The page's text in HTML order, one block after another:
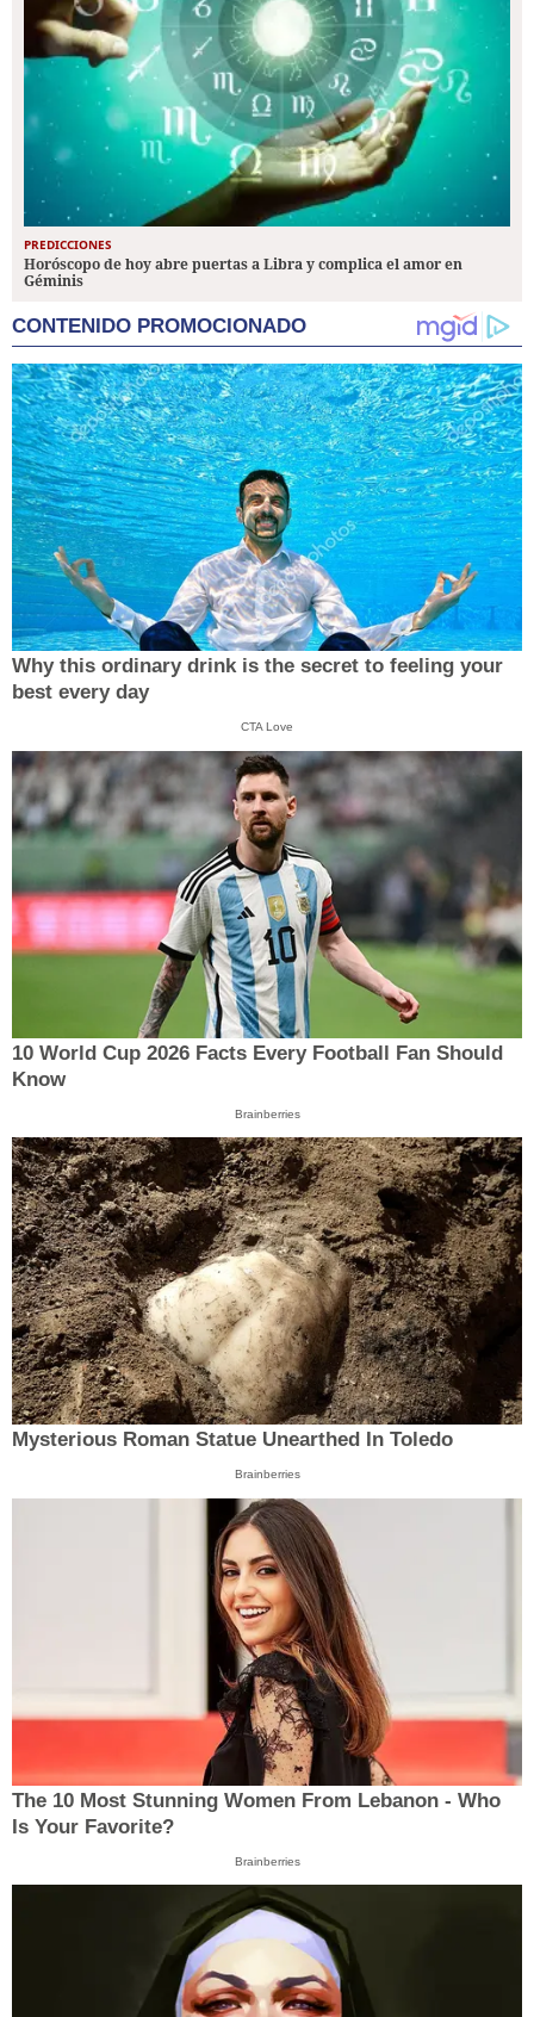
PREDICCIONES
Horóscopo de hoy abre puertas a Libra y complica el amor en
Géminis
CONTENIDO PROMOCIONADO
Why this ordinary drink is the secret to feeling your
best every day
CTA Love
10 World Cup 2026 Facts Every Football Fan Should
Know
Brainberries
Mysterious Roman Statue Unearthed In Toledo
Brainberries
The 10 Most Stunning Women From Lebanon - Who
Is Your Favorite?
Brainberries